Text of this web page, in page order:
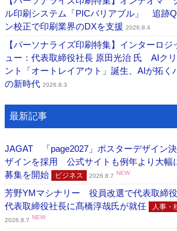
ル印刷システム「PICバリアブル」 追跡
ン校正で印刷業界のDXを支援 2026.8.4
【パーソナライズ印刷特集】インターロ
ュー：代表取締役社長 原田光治 氏 AIク
ント「オートレイアウト」誕生、AIが拓く
の新時代 2026.8.3
最新記事
JAGAT 「page2027」ポスターデザイン
ザインを採用 公式サイトも例年より大幅
募集を開始
ビジネス 2026.8.7 NEW
芳野YMマシナリー 役員改選で代表取締役
代表取締役社長に髙橋淳哉氏が就任
人事・
2026.8.7 NEW